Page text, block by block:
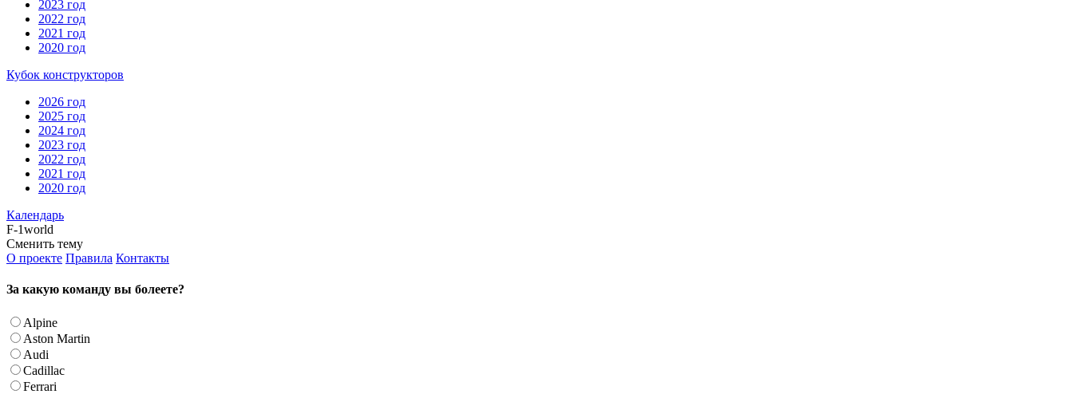
2023 год
2022 год
2021 год
2020 год
Кубок конструкторов
2026 год
2025 год
2024 год
2023 год
2022 год
2021 год
2020 год
Календарь
F-1world
Сменить тему
О проекте Правила Контакты
За какую команду вы болеете?
Alpine
Aston Martin
Audi
Cadillac
Ferrari